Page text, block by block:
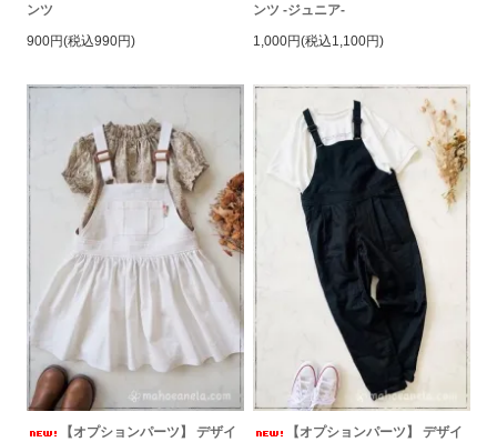
ンツ
900円(税込990円)
ンツ -ジュニア-
1,000円(税込1,100円)
【オプションパーツ】 デザイ
【オプションパーツ】 デザイ